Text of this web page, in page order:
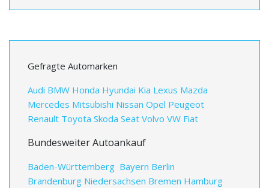
Gefragte Automarken
Audi BMW Honda Hyundai Kia Lexus Mazda
Mercedes Mitsubishi Nissan Opel Peugeot
Renault Toyota Skoda Seat Volvo VW Fiat
Bundesweiter Autoankauf
Baden-Württemberg Bayern Berlin
Brandenburg Niedersachsen Bremen Hamburg